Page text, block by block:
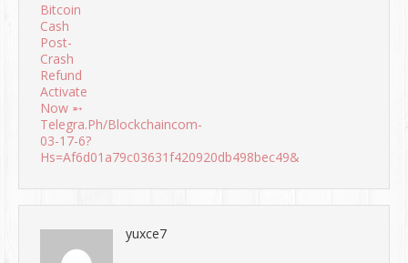
Bitcoin
Cash
Post-
Crash
Refund
Activate
Now ➵
Telegra.ph/Blockchaincom-
03-17-6?
Hs=af6d01a79c03631f420920db498bec49&
yuxce7